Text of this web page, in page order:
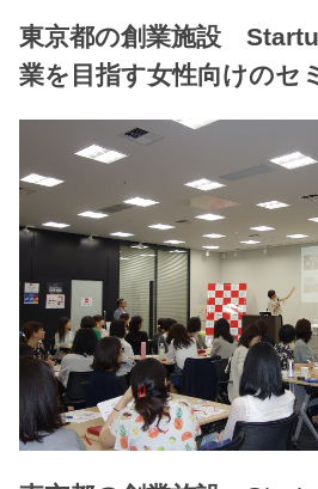
東京都の創業施設
業を目指す女性向けのセ